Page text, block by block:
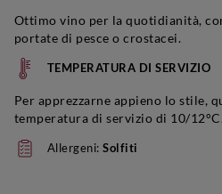
Ottimo vino per la quotidianità,
portate di pesce o crostacei.
TEMPERATURA DI SERVIZIO
Per apprezzarne appieno lo stile,
temperatura di servizio di 10/12°C.
Allergeni:Solfiti